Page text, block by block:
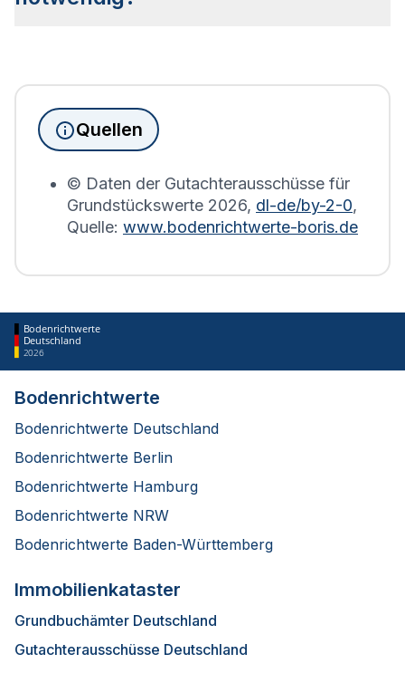
Bebauung geben.
Immobilien, die sich in Breesen befinden, wird die
Grundsteuererklärung auf Basis des
Bodenrichtwerts des entsprechenden Jahres
Quellen
© Daten der Gutachterausschüsse für
Grundstückswerte 2026, dl-de/by-2-0,
Quelle: www.bodenrichtwerte-boris.de
Bodenrichtwerte
Deutschland
2026
Bodenrichtwerte
Bodenrichtwerte Deutschland
Bodenrichtwerte Berlin
Bodenrichtwerte Hamburg
Bodenrichtwerte NRW
Bodenrichtwerte Baden-Württemberg
Immobilienkataster
Grundbuchämter Deutschland
Gutachterausschüsse Deutschland